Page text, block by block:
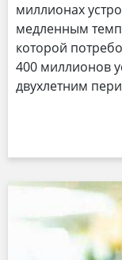
миллионах
медленным
которой
400 миллионов
двухлетним